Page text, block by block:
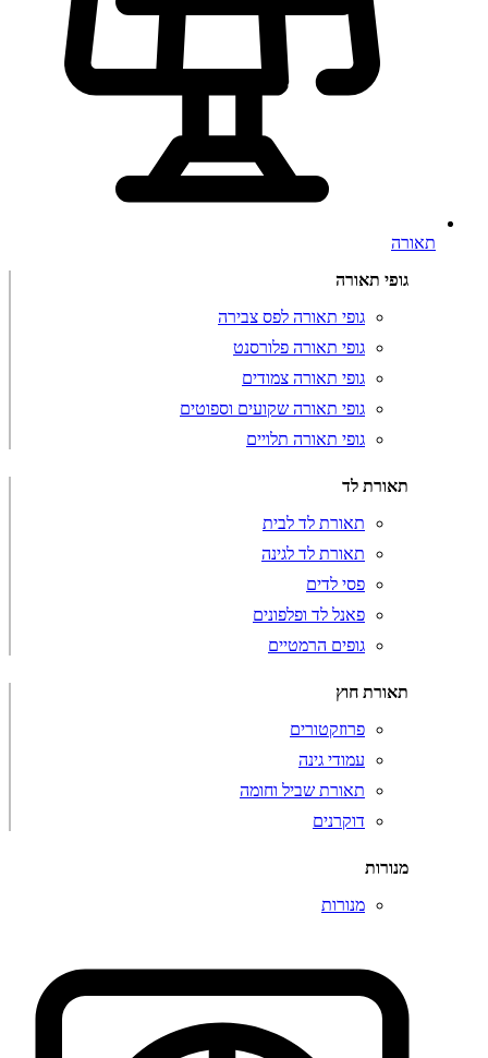
תאורה
גופי תאורה
גופי תאורה לפס צבירה
גופי תאורה פלורסנט
גופי תאורה צמודים
גופי תאורה שקועים וספוטים
גופי תאורה תלויים
תאורת לד
תאורת לד לבית
תאורת לד לגינה
פסי לדים
פאנל לד ופלפונים
גופים הרמטיים
תאורת חוץ
פרוזקטורים
עמודי גינה
תאורת שביל וחומה
דוקרנים
מנורות
מנורות